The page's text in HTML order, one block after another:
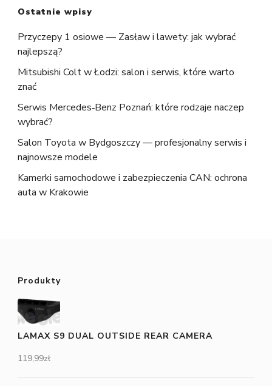
Ostatnie wpisy
Przyczepy 1 osiowe — Zasław i lawety: jak wybrać
najlepszą?
Mitsubishi Colt w Łodzi: salon i serwis, które warto
znać
Serwis Mercedes‑Benz Poznań: które rodzaje naczep
wybrać?
Salon Toyota w Bydgoszczy — profesjonalny serwis i
najnowsze modele
Kamerki samochodowe i zabezpieczenia CAN: ochrona
auta w Krakowie
Produkty
LAMAX S9 DUAL OUTSIDE REAR CAMERA
119,99zł